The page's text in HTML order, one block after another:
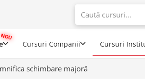
Cursuri Companii Cursuri
schimbare majoră